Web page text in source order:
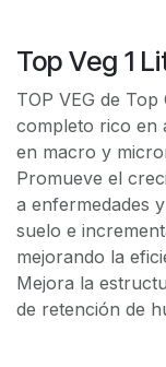
Top Veg 1
TOP VEG de
completo rico en
en macro y
Promueve el
a enfermedades
suelo e
mejorando la
Mejora la
de retención de